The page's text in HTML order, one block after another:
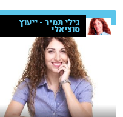
גילי תמיר - ייעוץ
סוציאלי